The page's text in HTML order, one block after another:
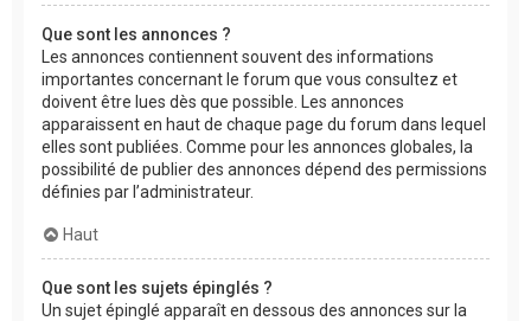
Que sont les annonces ?
Les annonces contiennent souvent des informations
importantes concernant le forum que vous consultez et
doivent être lues dès que possible. Les annonces
apparaissent en haut de chaque page du forum dans lequel
elles sont publiées. Comme pour les annonces globales, la
possibilité de publier des annonces dépend des permissions
définies par l’administrateur.
Haut
Que sont les sujets épinglés ?
Un sujet épinglé apparaît en dessous des annonces sur la